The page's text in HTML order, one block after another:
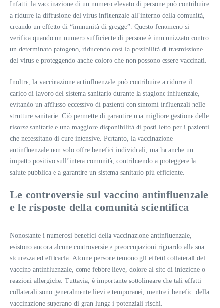
Infatti, la vaccinazione di un numero elevato di persone può contribuire
a ridurre la diffusione del virus influenzale all’interno della comunità,
creando un effetto di “immunità di gregge”. Questo fenomeno si
verifica quando un numero sufficiente di persone è immunizzato contro
un determinato patogeno, riducendo così la possibilità di trasmissione
del virus e proteggendo anche coloro che non possono essere vaccinati.
Inoltre, la vaccinazione antinfluenzale può contribuire a ridurre il
carico di lavoro del sistema sanitario durante la stagione influenzale,
evitando un afflusso eccessivo di pazienti con sintomi influenzali nelle
strutture sanitarie. Ciò permette di garantire una migliore gestione delle
risorse sanitarie e una maggiore disponibilità di posti letto per i pazienti
che necessitano di cure intensive. Pertanto, la vaccinazione
antinfluenzale non solo offre benefici individuali, ma ha anche un
impatto positivo sull’intera comunità, contribuendo a proteggere la
salute pubblica e a garantire un sistema sanitario più efficiente.
Le controversie sul vaccino antinfluenzale
e le risposte della comunità scientifica
Nonostante i numerosi benefici della vaccinazione antinfluenzale,
esistono ancora alcune controversie e preoccupazioni riguardo alla sua
sicurezza ed efficacia. Alcune persone temono gli effetti collaterali del
vaccino antinfluenzale, come febbre lieve, dolore al sito di iniezione o
reazioni allergiche. Tuttavia, è importante sottolineare che tali effetti
collaterali sono generalmente lievi e temporanei, mentre i benefici della
vaccinazione superano di gran lunga i potenziali rischi.